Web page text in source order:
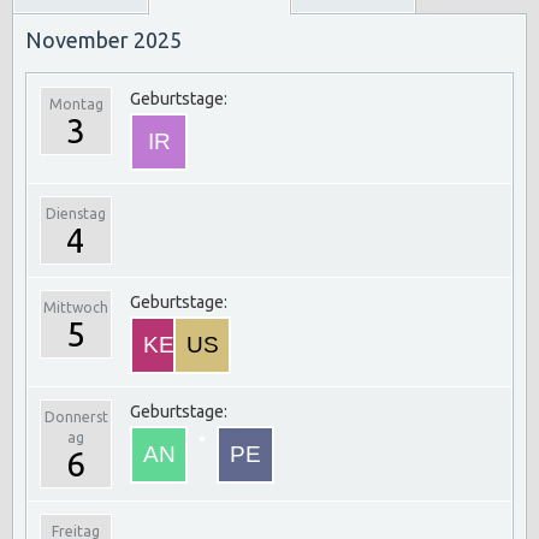
November 2025
Montag
3
Geburtstage:
Dienstag
4
Mittwoch
5
Geburtstage:
Donnerst
ag
6
Geburtstage:
Freitag